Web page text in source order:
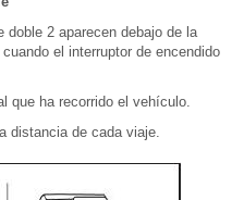
doble 2 aparecen debajo de la
el interruptor de encendido
que ha recorrido el vehículo.
distancia de cada viaje.